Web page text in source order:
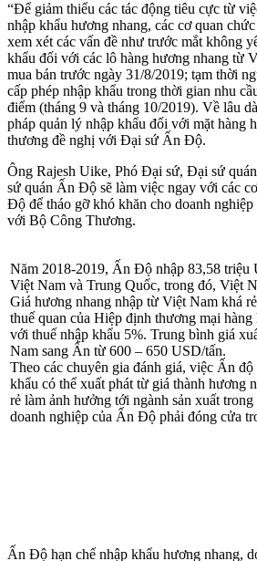
“Để giảm thiểu các tác động tiêu cực từ
nhập khẩu hương nhang, các cơ quan
xem xét các vấn đề như trước mắt không
khẩu đối với các lô hàng hương nhang từ
mua bán trước ngày 31/8/2019; tạm thời
cấp phép nhập khẩu trong thời gian nhu
điểm (tháng 9 và tháng 10/2019). Về lâu
pháp quản lý nhập khẩu đối với mặt hàng
thương đề nghị với Đại sứ Ấn Độ.
Ông Rajesh Uike, Phó Đại sứ, Đại sứ
sứ quán Ấn Độ sẽ làm việc ngay với các
Độ để tháo gỡ khó khăn cho doanh
với Bộ Công Thương.
Năm 2018-2019, Ấn Độ nhập 83,58 triệu
Việt Nam và Trung Quốc, trong đó, Việt
Giá hương nhang nhập từ Việt Nam khá
thuế quan của Hiệp định thương mại
với thuế nhập khẩu 5%. Trung bình giá
Nam sang Ấn từ 600 – 650 USD/tấn.
Theo các chuyên gia đánh giá, việc Ấn độ
khẩu có thể xuất phát từ giá thành hương
rẻ làm ảnh hưởng tới ngành sản xuất
doanh nghiệp của Ấn Độ phải đóng cửa
Ấn Độ hạn chế nhập khẩu hương nhang,